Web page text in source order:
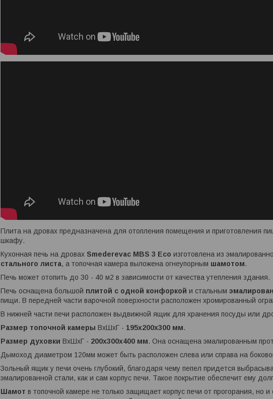
Плита на дровах предназначена для отопления помещения и приготовления
шкафу.
Кухонная печь на дровах Smederevac MBS 3 Eco изготовлена из
стального листа, а топочная камера выложена огнеупорным шамотом.
Печь может отопить до 30 - 40 м2 в зависимости от качества утепления здания.
Печь оснащена большой плитой с одной конфоркой и стальным
пищи. В передней части варочной поверхности расположен хромированный
В нижней части печи расположен выдвижной ящик для хранения посуды или
Размер топочной камеры ВхШхГ - 195х200х300 мм.
Размер духовки ВхШхГ - 200х300х400 мм. Она оснащена эмалированным
Дымоход диаметром 120мм может быть расположен слева или справа на
Зольный ящик у печи очень глубокий, благодаря чему пепел придется
эмалированной стали, как и сам корпус печи. Такое покрытие обеспечит ему
Шамот в топочной камере не только защищает корпус печи от прогорания, но и